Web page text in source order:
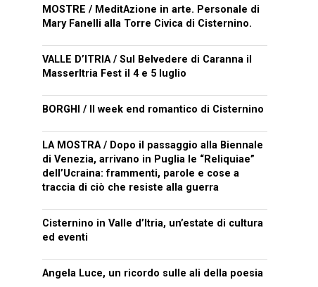
MOSTRE / MeditAzione in arte. Personale di
Mary Fanelli alla Torre Civica di Cisternino.
VALLE D’ITRIA / Sul Belvedere di Caranna il
MasserItria Fest il 4 e 5 luglio
BORGHI / Il week end romantico di Cisternino
LA MOSTRA / Dopo il passaggio alla Biennale
di Venezia, arrivano in Puglia le “Reliquiae”
dell’Ucraina: frammenti, parole e cose a
traccia di ciò che resiste alla guerra
Cisternino in Valle d’Itria, un’estate di cultura
ed eventi
Angela Luce, un ricordo sulle ali della poesia